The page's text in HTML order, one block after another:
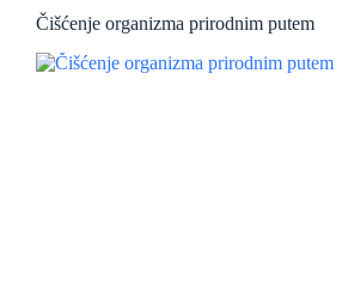
Čišćenje organizma prirodnim putem